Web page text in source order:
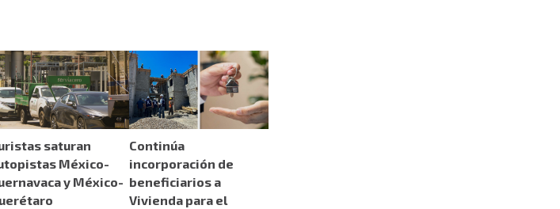
saturan
México-
y México-
Continúa
incorporación de
beneficiarios a
Vivienda para el